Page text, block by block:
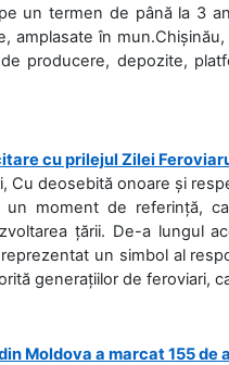
un termen de până la 3
amplasate în
producere, depozite,
cu prilejul Zilei
Cu deosebită onoare și
moment de referință,
țării. De-a lungul
un simbol al
generațiilor de feroviari,
Moldova a marcat 155 de